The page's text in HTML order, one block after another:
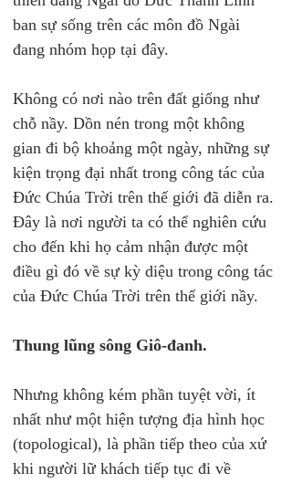
ban sự sống trên các môn đồ Ngài
đang nhóm họp tại đây.
Không có nơi nào trên đất giống như
chỗ nầy. Dồn nén trong một không
gian đi bộ khoảng một ngày, những sự
kiện trọng đại nhất trong công tác của
Đức Chúa Trời trên thế giới đã diễn ra.
Đây là nơi người ta có thể nghiên cứu
cho đến khi họ cảm nhận được một
điều gì đó về sự kỳ diệu trong công tác
của Đức Chúa Trời trên thế giới nầy.
Thung lũng sông Giô-đanh.
Nhưng không kém phần tuyệt vời, ít
nhất như một hiện tượng địa hình học
(topological), là phần tiếp theo của xứ
khi người lữ khách tiếp tục đi về